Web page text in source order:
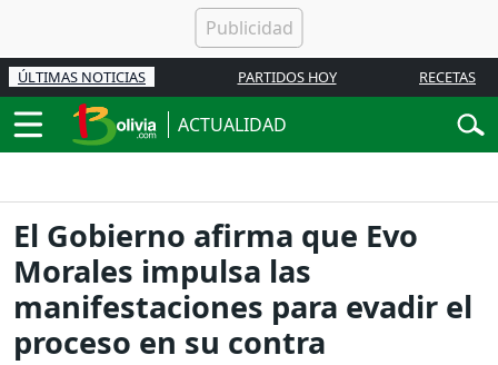
ÚLTIMAS NOTICIAS PARTIDOS HOY RECETAS
ACTUALIDAD
El Gobierno afirma que Evo
Morales impulsa las
manifestaciones para evadir el
proceso en su contra